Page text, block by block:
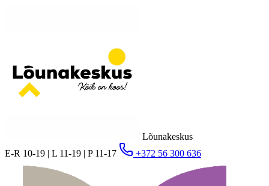
Lõunakeskus
E-R 10-19 | L 11-19 | P 11-17
+372 56 300 636